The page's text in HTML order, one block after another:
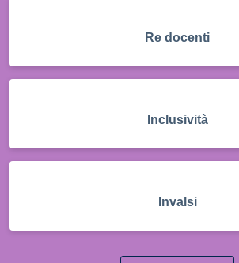
Re docenti
Inclusività
Invalsi